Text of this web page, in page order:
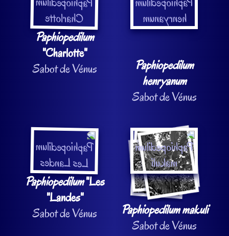
Paphiopedilum
"Charlotte"
Sabot de Vénus
Paphiopedilum
henryanum
Sabot de Vénus
Paphiopedilum"Les
"Landes"
Sabot de Vénus
Paphiopedilum makuli
Sabot de Vénus